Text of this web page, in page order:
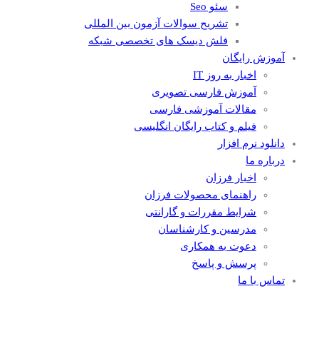
سئو Seo
تشریح سوالات آزمون بین المللی
فلش دیسک های تخصصی شبکه
آموزش رایگان
اخبار به روز IT
آموزش فارسی تصویری
مقالات آموزشی فارسی
فیلم و کتاب رایگان انگلیسی
دانلود نرم افزار
درباره ما
اخبار فرزان
راهنمای محصولات فرزان
شرایط مقررات و گارانتی
مدرسین و کارشناسان
دعوت به همکاری
پرسش و پاسخ
تماس با ما